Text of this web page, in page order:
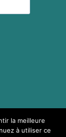
des
la meilleure
à utiliser ce